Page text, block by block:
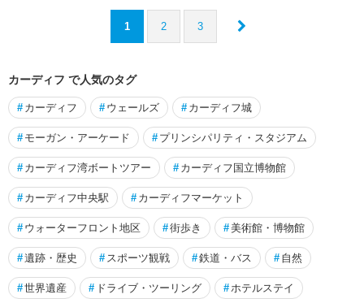
タ
ー
マ
ン
島
ヨ
ー
ク
ヨ
ー
1 2 3
カーディフ で人気のタグ
# カーディフ # ウェールズ # カーディフ城
# モーガン・アーケード # プリンシパリティ・スタジアム
# カーディフ湾ボートツアー # カーディフ国立博物館
# カーディフ中央駅 # カーディフマーケット
# ウォーターフロント地区 #街歩き #美術館・博物館
#遺跡・歴史 # スポーツ観戦 #鉄道・バス # 自然
#世界遺産 # ドライブ・ツーリング # ホテルステイ